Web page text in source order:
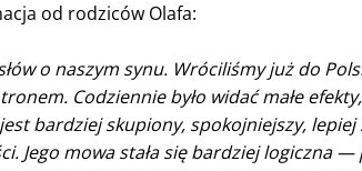
od rodziców Olafa:
o naszym synu. Wróciliśmy już do
Codziennie było widać małe
bardziej skupiony, spokojniejszy,
Jego mowa stała się bardziej logiczna